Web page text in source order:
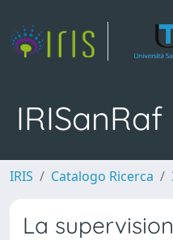
IRISanRaf
IRIS Catalogo Ricerca
La